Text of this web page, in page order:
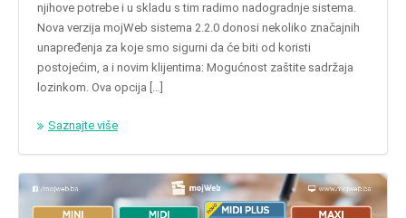
njihove potrebe i u skladu s tim radimo nadogradnje sistema.
Nova verzija mojWeb sistema 2.2.0 donosi nekoliko značajnih
unapređenja za koje smo sigurni da će biti od koristi
postojećim, a i novim klijentima: Mogućnost zaštite sadržaja
lozinkom. Ova opcija […]
Saznajte više